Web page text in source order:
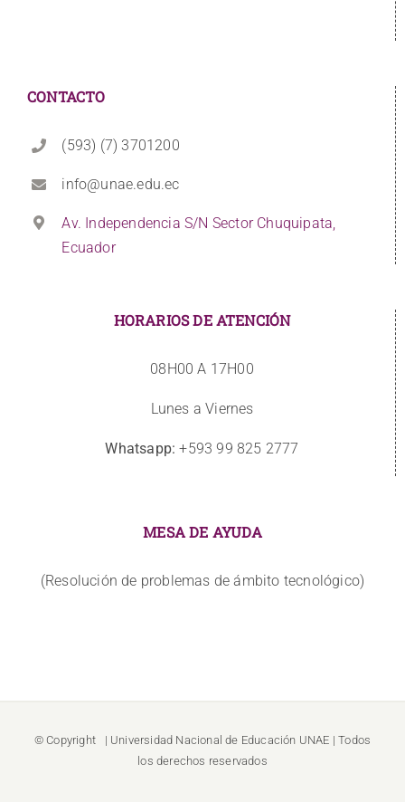
CONTACTO
(593) (7) 3701200
info@unae.edu.ec
Av. Independencia S/N Sector Chuquipata,
Ecuador
HORARIOS DE ATENCIÓN
08H00 A 17H00
Lunes a Viernes
Whatsapp: +593 99 825 2777
MESA DE AYUDA
(Resolución de problemas de ámbito tecnológico)
© Copyright | Universidad Nacional de Educación UNAE | Todos
los derechos reservados